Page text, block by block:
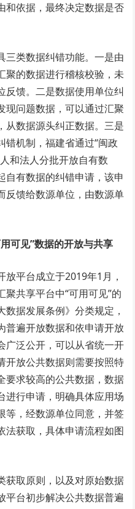
和依据，最终决定数据是否
三类数据纠错功能。一是由
聚的数据进行稽核校验，未
反馈。二是数据使用单位纠
现问题数据，可以通过汇聚
从数据源头纠正数据。三是
错机制，福建省通过“闽政
和法人分批开放自有数
自有数据的纠错申请，该申
反馈给数源单位，由数源单
可见”数据的开放与共享
平台成立于2019年1月，
共享平台中“可用可见”的
据发展条例》分类规定，
普遍开放数据和依申请开放
广泛公开，可以从省统一开
开放公共数据则需要按照特
要求较高的公共数据，数据
进行申请，明确具体应用场
等，经数源单位同意，并签
法获取，具体申请流程如图
获取原则，以及对原始数据
平台初步解决公共数据普遍